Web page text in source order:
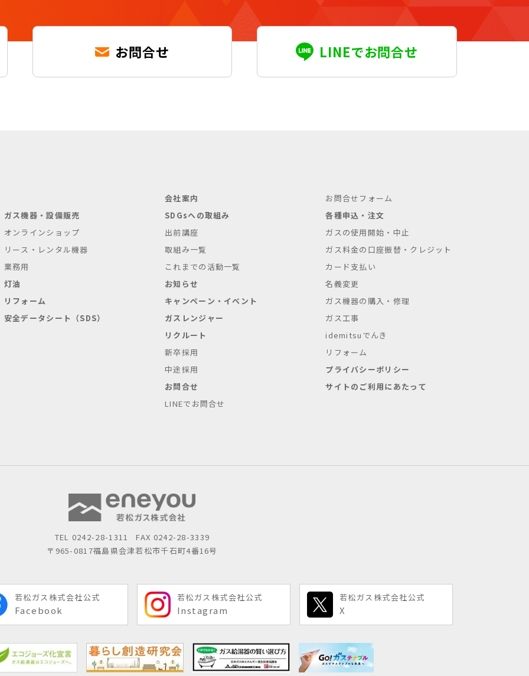
お問合せ LINEでお問合せ
ガス機器・設備販売
オンラインショップ
リース・レンタル機器
業務用
灯油
リフォーム
安全データシート（SDS）
会社案内
SDGsへの取組み
出前講座
取組み一覧
これまでの活動一覧
お知らせ
キャンペーン・イベント
ガスレンジャー
リクルート
新卒採用
中途採用
お問合せ
LINEでお問合せ
お問合せフォーム
各種申込・注文
ガスの使用開始・中止
ガス料金の口座振替・クレジット
カード支払い
名義変更
ガス機器の購入・修理
ガス工事
idemitsuでんき
リフォーム
プライバシーポリシー
サイトのご利用にあたって
TEL 0242-28-1311
FAX 0242-28-3339
〒965-0817福島県会津若松市千石町4番16号
若松ガス株式会社公式
Facebook
若松ガス株式会社公式
Instagram
若松ガス株式会社公式
X